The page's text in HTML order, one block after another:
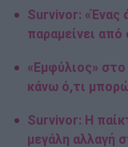
Survivor: «Ένας
παραμείνει από
«Εμφύλιος»
κάνω ό,τι
Survivor: Η
μεγάλη αλλαγή